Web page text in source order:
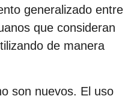
generalizado entre
que consideran
de manera
son nuevos. El uso